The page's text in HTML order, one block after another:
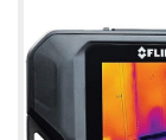
Đỗ Xuân
Từ Liêm,
Điện thoại: